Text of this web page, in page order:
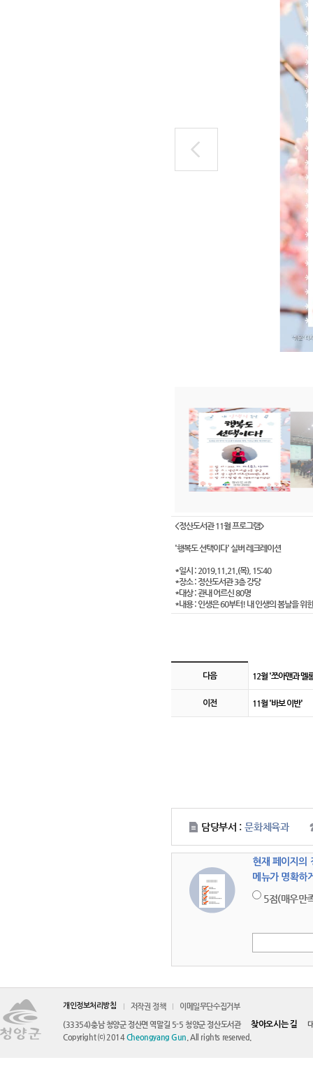
<정산도서관 11월 프로그램>
'행복도 선택이다' 실버 레크레이션
*일시 : 2019.11.21.(목), 15:40
*장소 : 정산도서관 3층 강당
*대상 : 관내 어르신 80명
*내용 : 인생은 60부터! 내 인생의 봄날을 위
게시판 이전 및 다음 링크
다음 12월 '쪼아맨과 멜
이전 11월 '바보 이반'
담당부서 : 문화체육과
현재 페이지의
메뉴가 명확하
5점(매우만
개인정보처리방침 저작권 정책
이메일무단수집거부
(33354)충남 청양군 정산면 역말길 5-5 청양군 정산도서관
찾아오시는 길
Copyright ⒞ 2014Cheongyang Gun . All rights reserved.